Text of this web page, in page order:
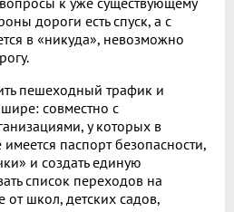
дороги есть спуск, а с
в «никуда», невоз­можно
пе­шеходный трафик и
совмест­но с
у которых в
паспорт безопасности,
и создать единую
спи­сок переходов на
школ, детских садов,